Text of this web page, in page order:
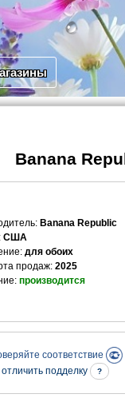
Banana
: Banana Republic
США
для обоих
продаж: 2025
производится
соответствие
отличить подделку
?